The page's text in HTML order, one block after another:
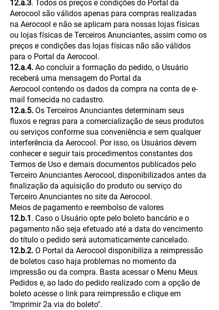
12.a.3. Todos os preços e condições do Portal da
Aerocool são válidos apenas para compras realizadas
na Aerocool e não se aplicam para nossas lojas físicas
ou lojas físicas de Terceiros Anunciantes, assim como os
preços e condições das lojas físicas não são válidos
para o Portal da Aerocool.
12.a.4. Ao concluir a formação do pedido, o Usuário
receberá uma mensagem do Portal da
Aerocool contendo os dados da compra na conta de e-
mail fornecida no cadastro.
12.a.5. Os Terceiros Anunciantes determinam seus
fluxos e regras para a comercialização de seus produtos
ou serviços conforme sua conveniência e sem qualquer
interferência da Aerocool. Por isso, os Usuários devem
conhecer e seguir tais procedimentos constantes dos
Termos de Uso e demais documentos publicados pelo
Terceiro Anunciantes Aerocool, disponibilizados antes da
finalização da aquisição do produto ou serviço do
Terceiro Anunciantes no site da Aerocool.
Meios de pagamento e reembolso de valores
12.b.1. Caso o Usuário opte pelo boleto bancário e o
pagamento não seja efetuado até a data do vencimento
do título o pedido será automaticamente cancelado.
12.b.2. O Portal da Aerocool disponibiliza a reimpressão
de boletos caso haja problemas no momento da
impressão ou da compra. Basta acessar o Menu Meus
Pedidos e, ao lado do pedido realizado com a opção de
boleto acesse o link para reimpressão e clique em
"Imprimir 2a via do boleto".